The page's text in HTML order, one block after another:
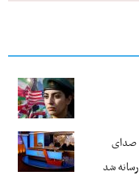
صدای
شد